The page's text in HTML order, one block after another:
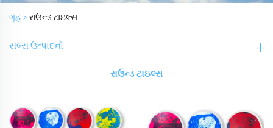
ગૃહ >રાઉન્ડ ટાઇલ્સ
સબ્સ ઉત્પાદનો
રાઉન્ડ ટાઇલ્સ